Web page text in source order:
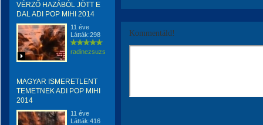
VÉRZŐ HAZÁBÓL JÖTT E
DAL ADI POP MIHI 2014
11 éve
Látták:298
radinezsuzsa
MAGYAR ISMERETLENT
TEMETNEK ADI POP MIHI
2014
11 éve
Látták:416
Kommentáld!